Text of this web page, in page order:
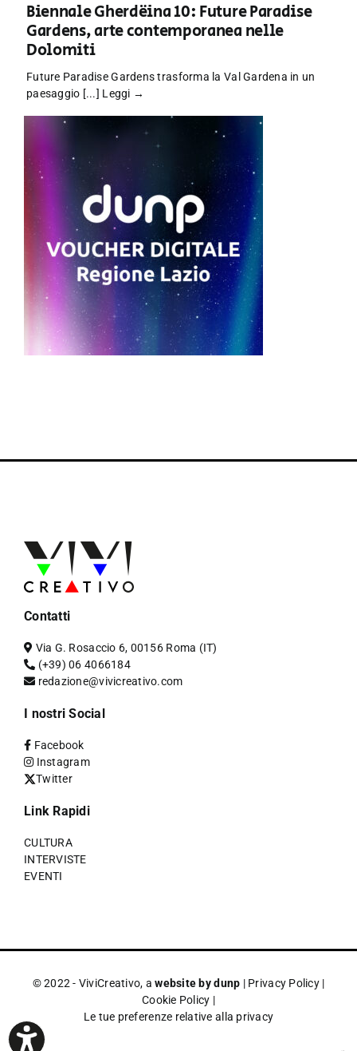
Biennale Gherdëina 10: Future Paradise
Gardens, arte contemporanea nelle
Dolomiti
Future Paradise Gardens trasforma la Val Gardena in un
paesaggio [...] Leggi →
Contatti
Via G. Rosaccio 6, 00156 Roma (IT)
(+39) 06 4066184
redazione@vivicreativo.com
I nostri Social
Facebook
Instagram
Twitter
Link Rapidi
CULTURA
INTERVISTE
EVENTI
© 2022 - ViviCreativo, awebsite by dunp | Privacy Policy|
Cookie Policy |
Le tue preferenze relative alla privacy